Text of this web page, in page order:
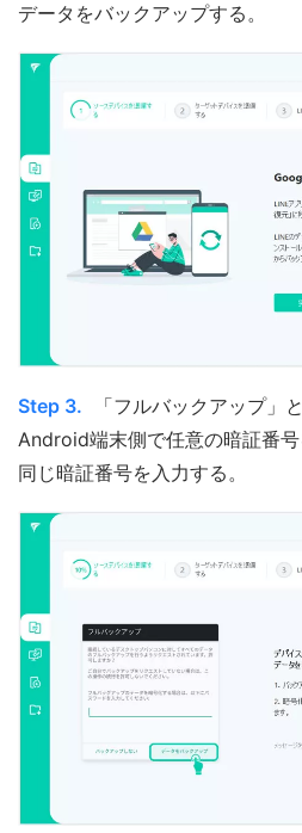
データをバックアップする。
Step 3.
「フルバックアップ」
Android端末側で任意の暗証番
同じ暗証番号を入力する。